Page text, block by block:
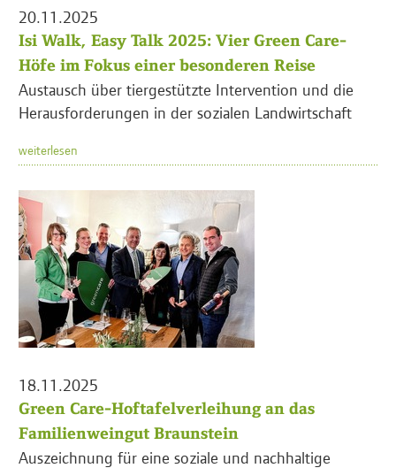
20.11.2025
Isi Walk, Easy Talk 2025: Vier Green Care-
Höfe im Fokus einer besonderen Reise
Austausch über tiergestützte Intervention und die
Herausforderungen in der sozialen Landwirtschaft
weiterlesen
18.11.2025
Green Care-Hoftafelverleihung an das
Familienweingut Braunstein
Auszeichnung für eine soziale und nachhaltige